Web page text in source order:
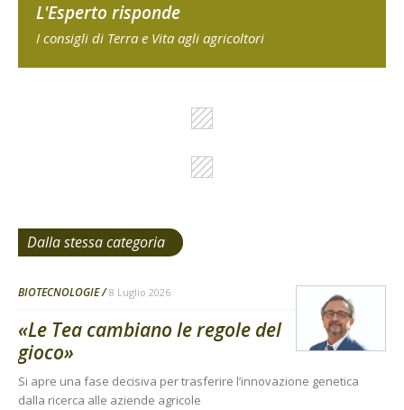
L'Esperto risponde
I consigli di Terra e Vita agli agricoltori
Dalla stessa categoria
BIOTECNOLOGIE 8 Luglio 2026
«Le Tea cambiano le regole del
gioco»
Si apre una fase decisiva per trasferire l’innovazione genetica
dalla ricerca alle aziende agricole